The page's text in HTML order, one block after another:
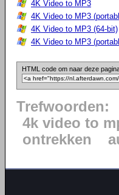
4K Video to MP3
4K Video to MP3
4K Video to MP3 (64-bit)
4K Video to MP3
HTML code om naar deze
Trefwoorden:
4k video to
ontrekken